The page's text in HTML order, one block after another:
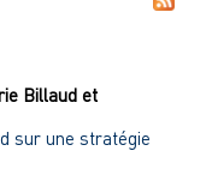
Billaud et
sur une stratégie